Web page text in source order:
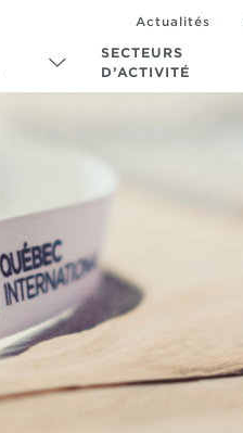
SECTEURS
D’ACTIVITÉ
Actualités